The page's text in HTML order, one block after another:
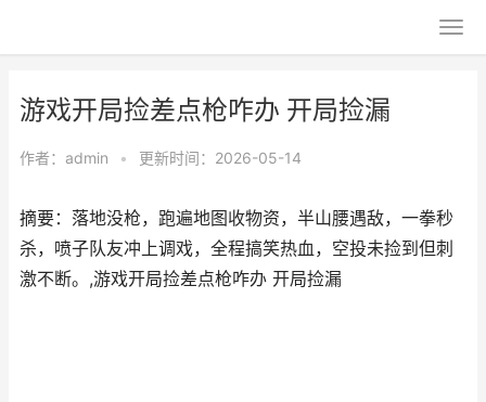
游戏开局捡差点枪咋办 开局捡漏
作者： admin • 更新时间：2026-05-14
摘要：落地没枪，跑遍地图收物资，半山腰遇敌，一拳秒
杀，喷子队友冲上调戏，全程搞笑热血，空投未捡到但刺
激不断。,游戏开局捡差点枪咋办 开局捡漏